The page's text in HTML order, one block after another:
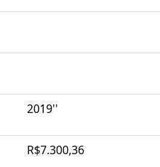
2019''
R$7.300,36